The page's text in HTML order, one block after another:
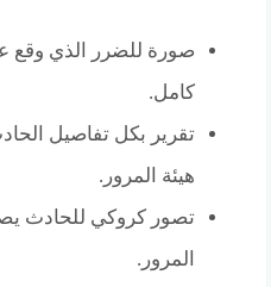
صورة للضرر الذي وقع
كامل.
تقرير بكل تفاصيل
هيئة المرور.
تصور كروكي للحادث
المرور.